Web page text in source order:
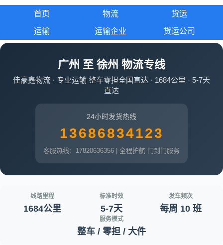
首页 物流 货运
运输 运输企业 货运公司
广州 至 徐州 物流专线
佳豪鑫物流 · 专业运输 整车零担全国直达 · 1684公里 · 5-7天
直达
24小时发货热线
13686834123
客服热线：17820636356 | 全程护航 门到门服务
线路里程
1684公里
标准时效
5-7天
发车频次
每周 10 班
服务模式
整车 / 零担 / 大件